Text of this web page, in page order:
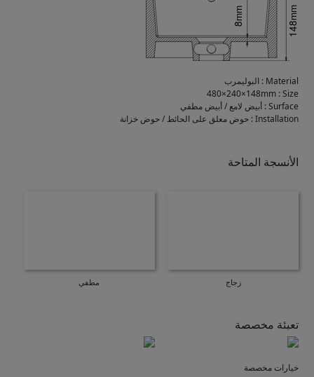
Material
: البوليمرب
Size
:
480×240×148mm
Surface
: أبيض لامع / أبيض مطفي
Installation
: حوض معلق على الحائط / حوض خزانة
الأنسجة المتاحة
زجاج مطفي
تعبئة مخصصة
خيارات مخصصة